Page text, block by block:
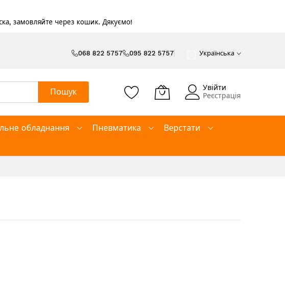
замовляйте через кошик. Дякуємо!
068 822 5757 095 822 5757 Українська
Пошук
Увійти
Реєстрація
обладнання Пневматика
Верстати